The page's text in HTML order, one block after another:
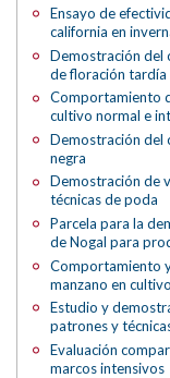
Ensayo de
california en
Demostración del
de floración
Comportamiento
cultivo normal e
Demostración del
negra
Demostración de
técnicas de poda
Parcela para la
de Nogal para
Comportamiento
manzano en
Estudio y
patrones y
Evaluación
marcos intensivos